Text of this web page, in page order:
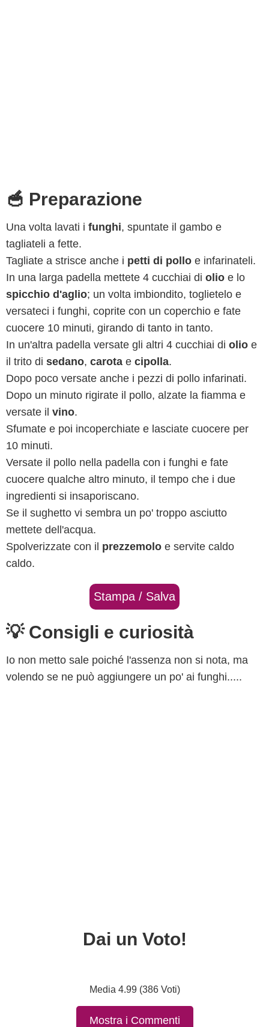
🥣 Preparazione
Una volta lavati i funghi, spuntate il gambo e
tagliateli a fette.
Tagliate a strisce anche i petti di pollo e infarinateli.
In una larga padella mettete 4 cucchiai di olio e lo
spicchio d'aglio; un volta imbiondito, toglietelo e
versateci i funghi, coprite con un coperchio e fate
cuocere 10 minuti, girando di tanto in tanto.
In un'altra padella versate gli altri 4 cucchiai di olio e
il trito di sedano, carota e cipolla.
Dopo poco versate anche i pezzi di pollo infarinati.
Dopo un minuto rigirate il pollo, alzate la fiamma e
versate il vino.
Sfumate e poi incoperchiate e lasciate cuocere per
10 minuti.
Versate il pollo nella padella con i funghi e fate
cuocere qualche altro minuto, il tempo che i due
ingredienti si insaporiscano.
Se il sughetto vi sembra un po' troppo asciutto
mettete dell'acqua.
Spolverizzate con il prezzemolo e servite caldo
caldo.
Stampa / Salva
💡 Consigli e curiosità
Io non metto sale poiché l'assenza non si nota, ma
volendo se ne può aggiungere un po' ai funghi.....
Dai un Voto!
Media 4.99 (386 Voti)
Mostra i Commenti